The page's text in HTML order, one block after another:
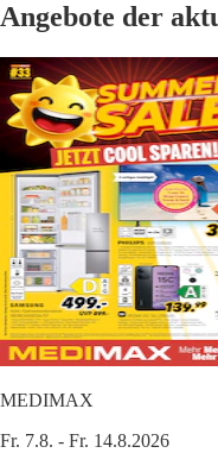
Angebote der
MEDIMAX
Fr. 7.8. - Fr. 14.8.2026